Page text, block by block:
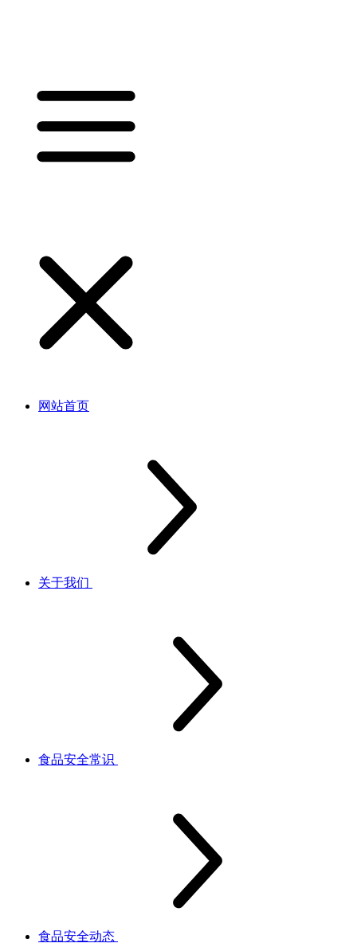
网站首页
关于我们
食品安全常识
食品安全动态